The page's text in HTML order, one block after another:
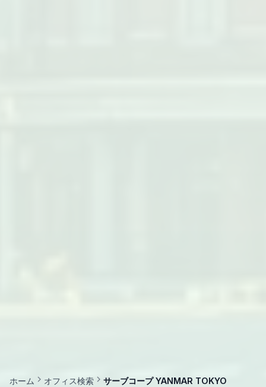
ホーム オフィス検索 サーブコープ YANMAR TOKYO